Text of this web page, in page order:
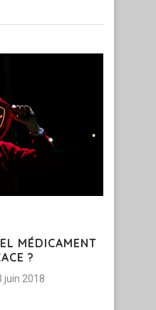
MÉDICAMENT
?
juin 2018